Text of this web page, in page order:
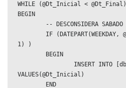
WHILE (@Dt_Inicial < @Dt_Final)
BEGIN
1) )
VALUES(@Dt_Inicial)